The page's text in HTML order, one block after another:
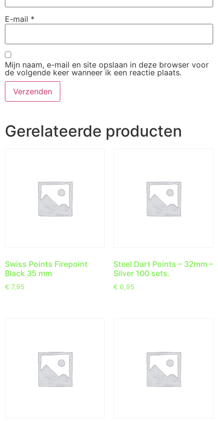
E-mail *
Mijn naam, e-mail en site opslaan in deze browser voor
de volgende keer wanneer ik een reactie plaats.
Gerelateerde producten
Swiss Points Firepoint
Black 35 mm
€ 7,95
Steel Dart Points – 32mm –
Silver 100 sets.
€ 0,95